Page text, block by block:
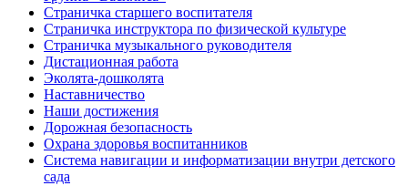
Страничка старшего воспитателя
Страничка инструктора по физической культуре
Страничка музыкального руководителя
Дистационная работа
Эколята-дошколята
Наставничество
Наши достижения
Дорожная безопасность
Охрана здоровья воспитанников
Система навигации и информатизации внутри детского
сада